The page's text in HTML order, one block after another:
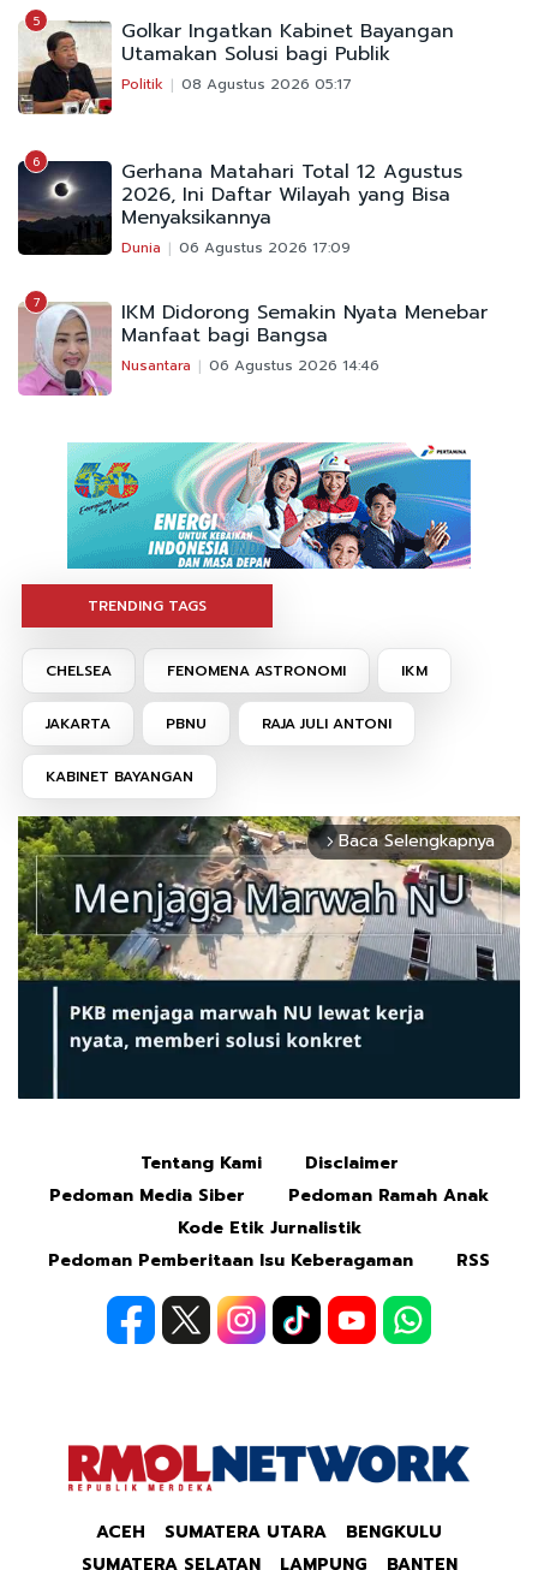
5 Golkar Ingatkan Kabinet Bayangan
Utamakan Solusi bagi Publik
Politik 08 Agustus 2026 05:17
6 Gerhana Matahari Total 12 Agustus
2026, Ini Daftar Wilayah yang Bisa
Menyaksikannya
Dunia 06 Agustus 2026 17:09
7 IKM Didorong Semakin Nyata Menebar
Manfaat bagi Bangsa
Nusantara 06 Agustus 2026 14:46
TRENDING TAGS
CHELSEA FENOMENA ASTRONOMI IKM
JAKARTA PBNU RAJA JULI ANTONI
KABINET BAYANGAN
arrow_forward_ios Baca Selengkapnya
Tentang Kami
Disclaimer
Pedoman Media Siber
Pedoman Ramah Anak
Kode Etik Jurnalistik
Pedoman Pemberitaan Isu Keberagaman
RSS
ACEH SUMATERA UTARA
BENGKULU
SUMATERA SELATAN
LAMPUNG BANTEN